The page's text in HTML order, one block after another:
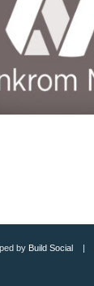
| Website developed by
Build Social